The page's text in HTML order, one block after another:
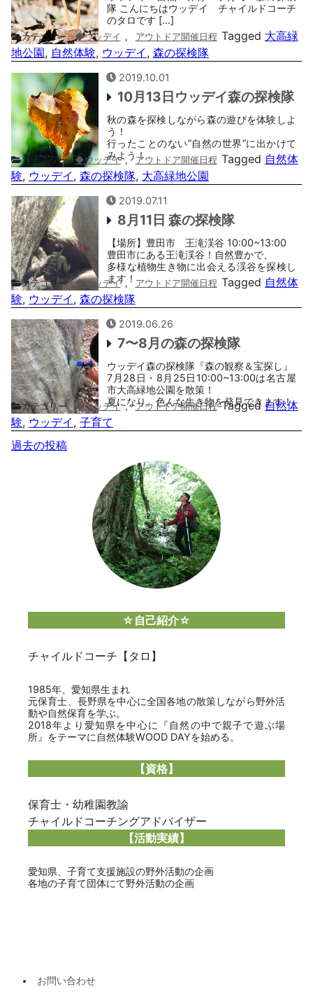
隊 こんにちはウッデイ チャイルドコーチ
のタロです […]
カテゴリー ◆ウッデイ , アウトドア開催日程 Tagged 大高緑
地公園, 自然体験, ウッデイ , 森の探検隊
2019.10.01
10月13日ウッデイ森の探検隊
秋の森を探検しながら森の遊びを体験しよ
う！
行ったことのない”自然の世界”に出かけて
みよう！
カテゴリー ◆ウッデイ , アウトドア開催日程 Tagged 自然体
験, ウッデイ , 森の探検隊, 大高緑地公園
2019.07.11
8月11日 森の探検隊
【場所】豊田市 王滝渓谷 10:00~13:00
豊田市にある王滝渓谷！自然豊かで、
多様な植物生き物に出会える渓谷を探検し
ます！
カテゴリー ◆ウッデイ , アウトドア開催日程 Tagged 自然体
験, ウッデイ , 森の探検隊
2019.06.26
7〜8月の森の探検隊
ウッデイ森の探検隊『森の観察＆宝探し』
7月28日・8月25日10:00~13:00は名古屋
市大高緑地公園を散策！
夏になり、色んな生き物を発見できます！
カテゴリー ◆ウッデイ , アウトドア開催日程 Tagged 自然体
験, ウッデイ , 子育て
投
過去の投稿
☆自己紹介☆
チャイルドコーチ【タロ】
1985年、愛知県生まれ
元保育士、長野県を中心に全国各地の散策しながら野外活
動や自然保育を学ぶ。
2018年より愛知県を中心に『自然の中で親子で遊ぶ場
所』をテーマに自然体験WOOD DAYを始める。
【資格】
保育士・幼稚園教諭
チャイルドコーチングアドバイザー
【活動実績】
愛知県、子育て支援施設の野外活動の企画
各地の子育て団体にて野外活動の企画
お問い合わせ